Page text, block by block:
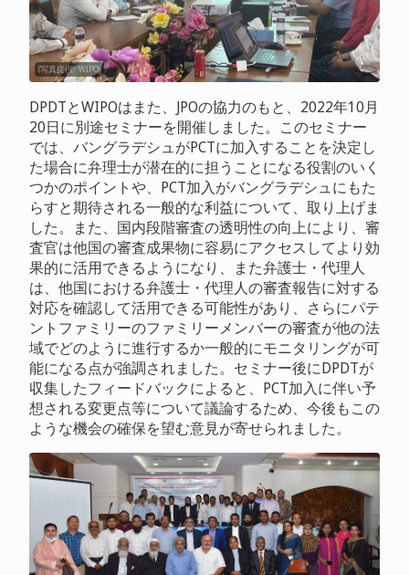
(写真提供: WIPO)
DPDTとWIPOはまた、JPOの協力のもと、2022年10月
20日に別途セミナーを開催しました。このセミナー
では、バングラデシュがPCTに加入することを決定し
た場合に弁理士が潜在的に担うことになる役割のいく
つかのポイントや、PCT加入がバングラデシュにもた
らすと期待される一般的な利益について、取り上げま
した。また、国内段階審査の透明性の向上により、審
査官は他国の審査成果物に容易にアクセスしてより効
果的に活用できるようになり、また弁護士・代理人
は、他国における弁護士・代理人の審査報告に対する
対応を確認して活用できる可能性があり、さらにパテ
ントファミリーのファミリーメンバーの審査が他の法
域でどのように進行するか一般的にモニタリングが可
能になる点が強調されました。セミナー後にDPDTが
収集したフィードバックによると、PCT加入に伴い予
想される変更点等について議論するため、今後もこの
ような機会の確保を望む意見が寄せられました。